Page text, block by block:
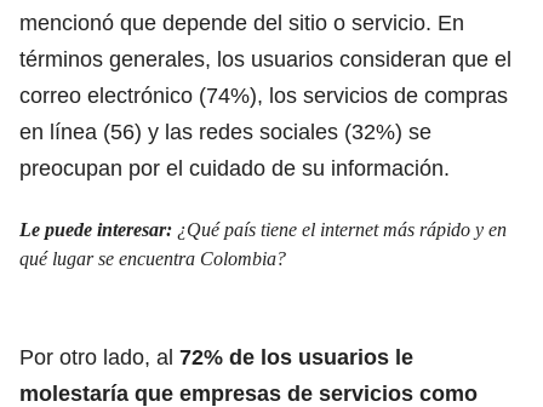
mencionó que depende del sitio o servicio. En
términos generales, los usuarios consideran que el
correo electrónico (74%), los servicios de compras
en línea (56) y las redes sociales (32%) se
preocupan por el cuidado de su información.
Le puede interesar: ¿Qué país tiene el internet más rápido y en
qué lugar se encuentra Colombia?
Por otro lado, al 72% de los usuarios le
molestaría que empresas de servicios como